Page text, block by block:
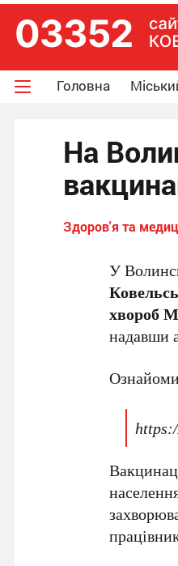
Головна
На
Здоров'я та
У
хвороб
надавши